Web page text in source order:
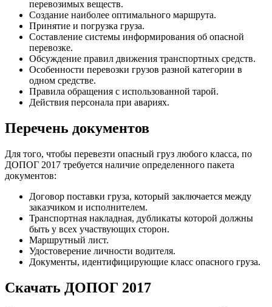
перевозимых веществ.
Создание наиболее оптимального маршрута.
Принятие и погрузка груза.
Составление системы информирования об опасной
перевозке.
Обсуждение правил движения транспортных средств.
Особенности перевозки грузов разной категории в
одном средстве.
Правила обращения с использованной тарой.
Действия персонала при авариях.
Перечень документов
Для того, чтобы перевезти опасный груз любого класса, по
ДОПОГ 2017 требуется наличие определенного пакета
документов:
Договор поставки груза, который заключается между
заказчиком и исполнителем.
Транспортная накладная, дубликаты которой должны
быть у всех участвующих сторон.
Маршрутный лист.
Удостоверение личности водителя.
Документы, идентифицирующие класс опасного груза.
Скачать ДОПОГ 2017